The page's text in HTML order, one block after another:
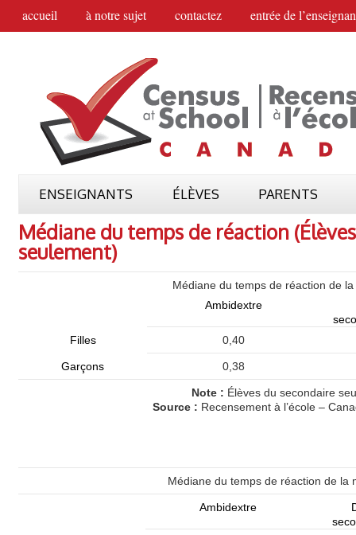
accueil à notre sujet contactez entrée de
ENSEIGNANTS ÉLÈVES PARENTS
Médiane du temps de réaction
seulement)
Médiane du temps de réaction de
Ambidextre
Filles
0,40
Garçons 0,38
Note : Élèves du secondaire
Source : Recensement à l’école –
Médiane du temps de réaction de la
Ambidextre